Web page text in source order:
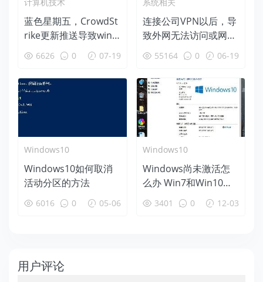
蓝色星期五，CrowdSt
rike更新推送导致wind
ows蓝屏后恢复办法
6626 0 07-19
连接公司VPN以后，导
致外网无法访问或网速
变慢等问题的解决办法
55164 0 06-19
Windows10
Windows10如何取消
活动分区的方法
6016 0 05-06
Windows10
Windows尚未激活怎
么办 Win7和Win10永
久激活工具下载使用教
程
3401 0 12-03
用户评论